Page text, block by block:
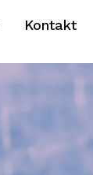
Kontakt